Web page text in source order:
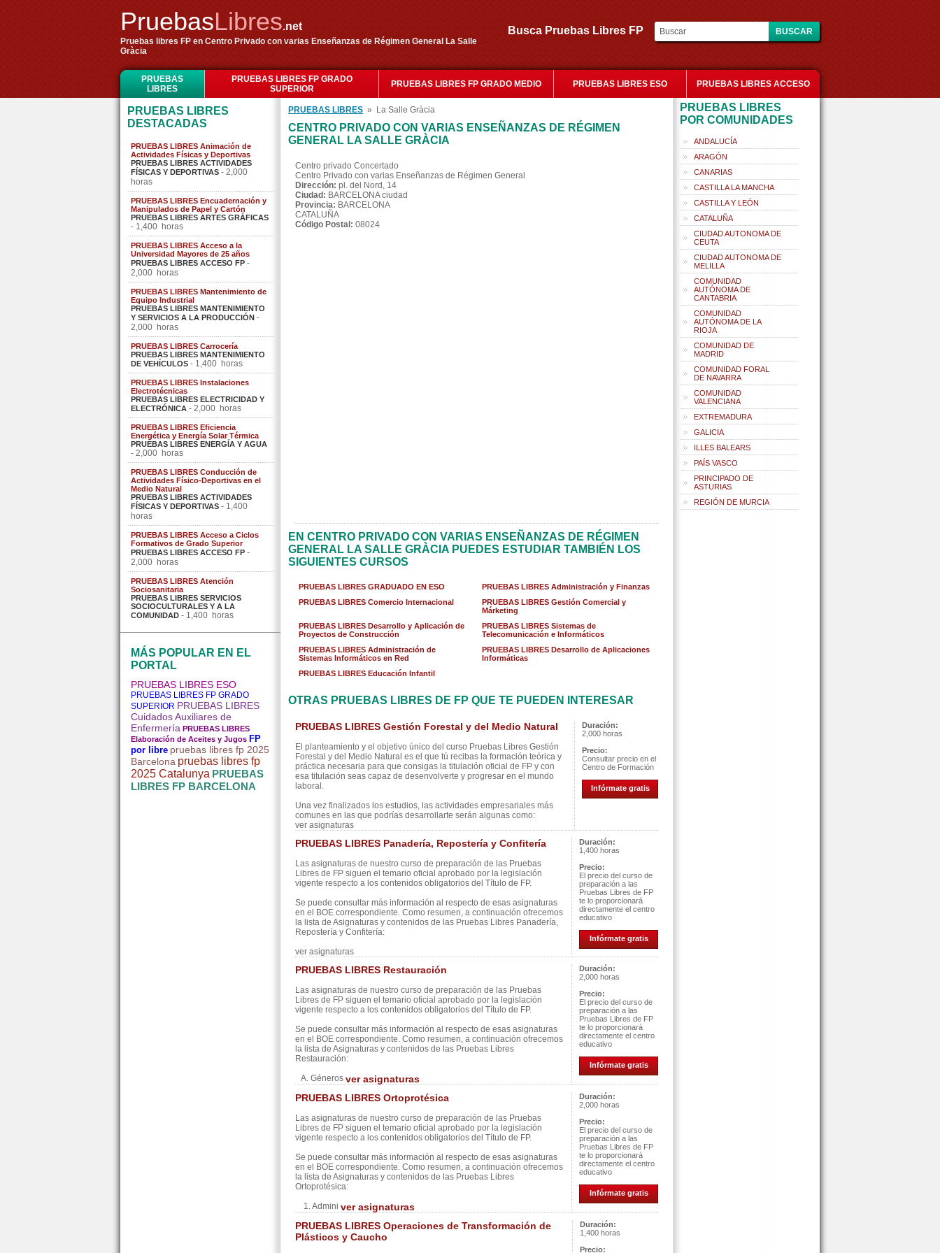
PruebasLibres.net
Pruebas libres FP en Centro Privado con varias Enseñanzas de Régimen General La Salle
Gràcia
Busca Pruebas Libres FP
PRUEBAS
LIBRES
PRUEBAS LIBRES FP GRADO
SUPERIOR
PRUEBAS LIBRES FP GRADO MEDIO PRUEBAS LIBRES ESO PRUEBAS LIBRES ACCESO
PRUEBAS LIBRES
DESTACADAS
PRUEBAS LIBRES Animación de
Actividades Físicas y Deportivas
PRUEBAS LIBRES ACTIVIDADES
FÍSICAS Y DEPORTIVAS - 2,000
horas
PRUEBAS LIBRES Encuadernación y
Manipulados de Papel y Cartón
PRUEBAS LIBRES ARTES GRÁFICAS
- 1,400 horas
PRUEBAS LIBRES Acceso a la
Universidad Mayores de 25 años
PRUEBAS LIBRES ACCESO FP -
2,000 horas
PRUEBAS LIBRES Mantenimiento de
Equipo Industrial
PRUEBAS LIBRES MANTENIMIENTO
Y SERVICIOS A LA PRODUCCIÓN -
2,000 horas
PRUEBAS LIBRES Carrocería
PRUEBAS LIBRES MANTENIMIENTO
DE VEHÍCULOS - 1,400 horas
PRUEBAS LIBRES Instalaciones
Electrotécnicas
PRUEBAS LIBRES ELECTRICIDAD Y
ELECTRÓNICA - 2,000 horas
PRUEBAS LIBRES Eficiencia
Energética y Energía Solar Térmica
PRUEBAS LIBRES ENERGÍA Y AGUA
- 2,000 horas
PRUEBAS LIBRES Conducción de
Actividades Físico-Deportivas en el
Medio Natural
PRUEBAS LIBRES ACTIVIDADES
FÍSICAS Y DEPORTIVAS - 1,400
horas
PRUEBAS LIBRES Acceso a Ciclos
Formativos de Grado Superior
PRUEBAS LIBRES ACCESO FP -
2,000 horas
PRUEBAS LIBRES Atención
Sociosanitaria
PRUEBAS LIBRES SERVICIOS
SOCIOCULTURALES Y A LA
COMUNIDAD - 1,400 horas
MÁS POPULAR EN EL
PORTAL
PRUEBAS LIBRES ESO
PRUEBAS LIBRES FP GRADO
SUPERIOR PRUEBAS LIBRES
Cuidados Auxiliares de
Enfermería PRUEBAS LIBRES
Elaboración de Aceites y Jugos FP
por libre pruebas libres fp 2025
Barcelona pruebas libres fp
2025 Catalunya PRUEBAS
LIBRES FP BARCELONA
PRUEBAS LIBRES » La Salle Gràcia
CENTRO PRIVADO CON VARIAS ENSEÑANZAS DE RÉGIMEN
GENERAL LA SALLE GRÀCIA
Centro privado Concertado
Centro Privado con varias Enseñanzas de Régimen General
Dirección: pl. del Nord, 14
Ciudad: BARCELONA ciudad
Provincia: BARCELONA
CATALUÑA
Código Postal: 08024
EN CENTRO PRIVADO CON VARIAS ENSEÑANZAS DE RÉGIMEN
GENERAL LA SALLE GRÀCIA PUEDES ESTUDIAR TAMBIÉN LOS
SIGUIENTES CURSOS
PRUEBAS LIBRES GRADUADO EN ESO
PRUEBAS LIBRES Administración y Finanzas
PRUEBAS LIBRES Comercio Internacional
PRUEBAS LIBRES Gestión Comercial y
Márketing
PRUEBAS LIBRES Desarrollo y Aplicación de
Proyectos de Construcción
PRUEBAS LIBRES Sistemas de
Telecomunicación e Informáticos
PRUEBAS LIBRES Administración de
Sistemas Informáticos en Red
PRUEBAS LIBRES Desarrollo de Aplicaciones
Informáticas
PRUEBAS LIBRES Educación Infantil
OTRAS PRUEBAS LIBRES DE FP QUE TE PUEDEN INTERESAR
PRUEBAS LIBRES Gestión Forestal y del Medio Natural
El planteamiento y el objetivo único del curso Pruebas Libres Gestión
Forestal y del Medio Natural es el que tú recibas la formación teórica y
práctica necesaria para que consigas la titulación oficial de FP y con
esa titulación seas capaz de desenvolverte y progresar en el mundo
laboral.
Una vez finalizados los estudios, las actividades empresariales más
comunes en las que podrías desarrollarte serán algunas como:
ver asignaturas
Duración:
2,000 horas
Precio:
Consultar precio en el
Centro de Formación
Infórmate gratis
PRUEBAS LIBRES Panadería, Repostería y Confitería
Las asignaturas de nuestro curso de preparación de las Pruebas
Libres de FP siguen el temario oficial aprobado por la legislación
vigente respecto a los contenidos obligatorios del Título de FP.
Se puede consultar más información al respecto de esas asignaturas
en el BOE correspondiente. Como resumen, a continuación ofrecemos
la lista de Asignaturas y contenidos de las Pruebas Libres Panadería,
Repostería y Confitería:
ver asignaturas
Duración:
1,400 horas
Precio:
El precio del curso de
preparación a las
Pruebas Libres de FP
te lo proporcionará
directamente el centro
educativo
Infórmate gratis
PRUEBAS LIBRES Restauración
Las asignaturas de nuestro curso de preparación de las Pruebas
Libres de FP siguen el temario oficial aprobado por la legislación
vigente respecto a los contenidos obligatorios del Título de FP.
Se puede consultar más información al respecto de esas asignaturas
en el BOE correspondiente. Como resumen, a continuación ofrecemos
la lista de Asignaturas y contenidos de las Pruebas Libres
Restauración:
A. Géneros ver asignaturas
Duración:
2,000 horas
Precio:
El precio del curso de
preparación a las
Pruebas Libres de FP
te lo proporcionará
directamente el centro
educativo
Infórmate gratis
PRUEBAS LIBRES Ortoprotésica
Las asignaturas de nuestro curso de preparación de las Pruebas
Libres de FP siguen el temario oficial aprobado por la legislación
vigente respecto a los contenidos obligatorios del Título de FP.
Se puede consultar más información al respecto de esas asignaturas
en el BOE correspondiente. Como resumen, a continuación ofrecemos
la lista de Asignaturas y contenidos de las Pruebas Libres
Ortoprotésica:
1. Admini ver asignaturas
Duración:
2,000 horas
Precio:
El precio del curso de
preparación a las
Pruebas Libres de FP
te lo proporcionará
directamente el centro
educativo
Infórmate gratis
PRUEBAS LIBRES Operaciones de Transformación de
Plásticos y Caucho
Duración:
1,400 horas
Precio:
PRUEBAS LIBRES
POR COMUNIDADES
ANDALUCÍA
ARAGÓN
CANARIAS
CASTILLA LA MANCHA
CASTILLA Y LEÓN
CATALUÑA
CIUDAD AUTONOMA DE
CEUTA
CIUDAD AUTONOMA DE
MELILLA
COMUNIDAD
AUTÓNOMA DE
CANTABRIA
COMUNIDAD
AUTÓNOMA DE LA
RIOJA
COMUNIDAD DE
MADRID
COMUNIDAD FORAL
DE NAVARRA
COMUNIDAD
VALENCIANA
EXTREMADURA
GALICIA
ILLES BALEARS
PAÍS VASCO
PRINCIPADO DE
ASTURIAS
REGIÓN DE MURCIA